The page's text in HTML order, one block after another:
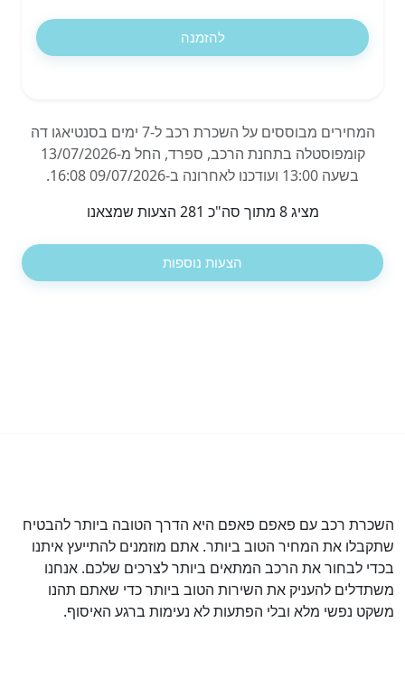
להזמנה
המחירים מבוססים על השכרת רכב ל-7 ימים בסנטיאגו דה
קומפוסטלה בתחנת הרכב, ספרד, החל מ-13/07/2026
בשעה 13:00 ועודכנו לאחרונה ב-09/07/2026 16:08.
מציג 8 מתוך סה"כ 281 הצעות שמצאנו
הצעות נוספות
השכרת רכב עם פאפם פאפם היא הדרך הטובה ביותר להבטיח
שתקבלו את המחיר הטוב ביותר. אתם מוזמנים להתייעץ איתנו
בכדי לבחור את הרכב המתאים ביותר לצרכים שלכם. אנחנו
משתדלים להעניק את השירות הטוב ביותר כדי שאתם תהנו
משקט נפשי מלא ובלי הפתעות לא נעימות ברגע האיסוף.